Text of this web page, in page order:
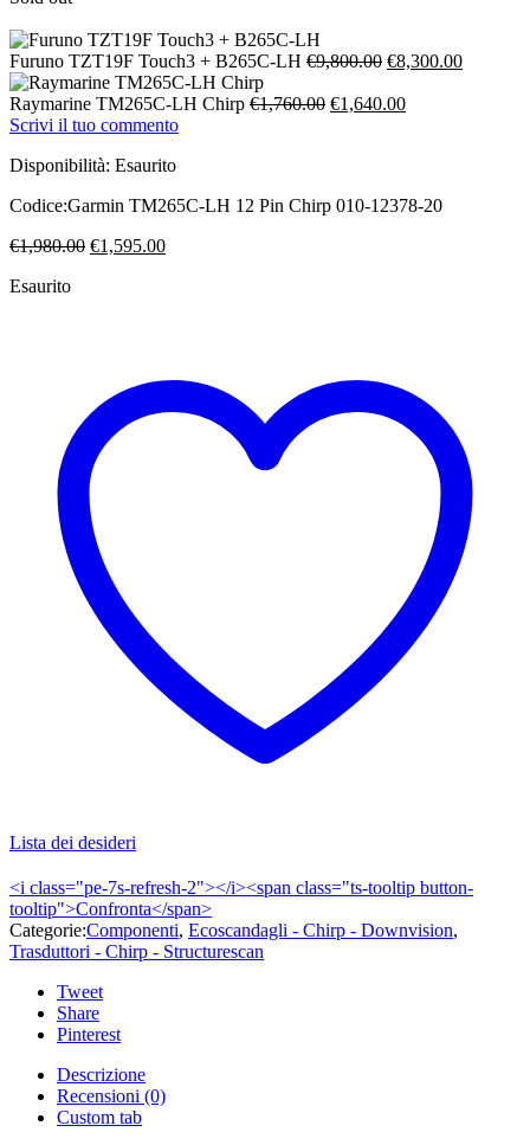
Furuno TZT19F Touch3 + B265C-LH €9,800.00 Il
originale
€8,300.00Il
Raymarine TM265C-LH Chirp €1,760.00 Il
€1,640.00Il
Scrivi il tuo commento
Disponibilità: Esaurito
Codice:Garmin TM265C-LH 12 Pin Chirp 010-12378-20
€1,980.00 Il
€1,595.00Il
Esaurito
Lista dei desideri
<i class="pe-7s-refresh-2"></i><span class="ts-tooltip button-
tooltip">Confronta</span>
Categorie:Componenti, Ecoscandagli - Chirp - Downvision,
Trasduttori - Chirp - Structurescan
Tweet
Share
Pinterest
Descrizione
Recensioni (0)
Custom tab